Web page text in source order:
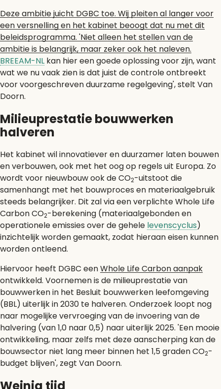
Deze ambitie juicht DGBC toe. Wij pleiten al langer voor
een versnelling en het kabinet beoogt dat nu met dit
beleidsprogramma. 'Niet alleen het stellen van de
ambitie is belangrijk, maar zeker ook het naleven.
BREEAM-NL kan hier een goede oplossing voor zijn, want
wat we nu vaak zien is dat juist de controle ontbreekt
voor voorgeschreven duurzame regelgeving', stelt Van
Doorn.
Milieuprestatie bouwwerken
halveren
Het kabinet wil innovatiever en duurzamer laten bouwen
en verbouwen, ook met het oog op regels uit Europa. Zo
wordt voor nieuwbouw ook de CO2-uitstoot die
samenhangt met het bouwproces en materiaalgebruik
steeds belangrijker. Dit zal via een verplichte Whole Life
Carbon CO2-berekening (materiaalgebonden en
operationele emissies over de gehele levenscyclus)
inzichtelijk worden gemaakt, zodat hieraan eisen kunnen
worden ontleend.
Hiervoor heeft DGBC eenWhole Life Carbon aanpak
ontwikkeld. Voornemen is de milieuprestatie van
bouwwerken in het Besluit bouwwerken leefomgeving
(BBL) uiterlijk in 2030 te halveren. Onderzoek loopt nog
naar mogelijke vervroeging van de invoering van de
halvering (van 1,0 naar 0,5) naar uiterlijk 2025. 'Een mooie
ontwikkeling, maar zelfs met deze aanscherping kan de
bouwsector niet lang meer binnen het 1,5 graden CO2-
budget blijven', zegt Van Doorn.
Weinig tijd